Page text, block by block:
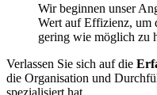
Wir beginnen unser
Wert auf Effizienz, um
gering wie möglich zu
Verlassen Sie sich auf die
die Organisation und
spezialisiert hat.